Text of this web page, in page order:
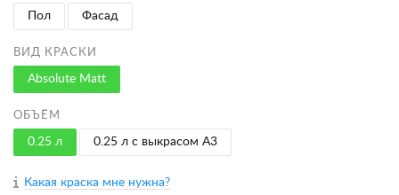
Пол Фасад
ВИД КРАСКИ
Absolute Matt
ОБЪЁМ
0.25 л 0.25 л с выкрасом A3
Какая краска мне нужна?